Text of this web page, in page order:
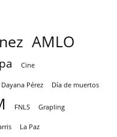
AMLO
Cine
Dayana Pérez Día de muertos
FNLS Grapling
La Paz